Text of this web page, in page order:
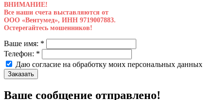
ВНИМАНИЕ!
Все наши счета выставляются от
ООО «Вентумед», ИНН 9719007883.
Остерегайтесь мошенников!
Ваше имя: *
Телефон: *
Даю согласие на обработку моих персональных данных
Заказать
Ваше сообщение отправлено!